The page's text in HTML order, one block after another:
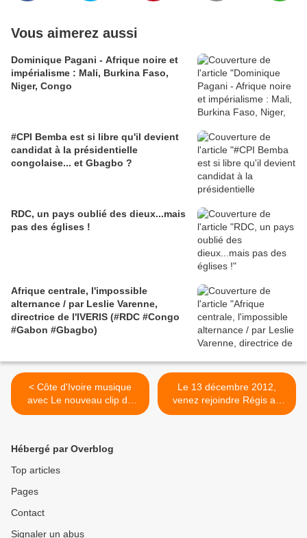
Vous aimerez aussi
Dominique Pagani - Afrique noire et
impérialisme : Mali, Burkina Faso,
Niger, Congo
#CPI Bemba est si libre qu'il devient
candidat à la présidentielle
congolaise... et Gbagbo ?
RDC, un pays oublié des dieux...mais
pas des églises !
Afrique centrale, l'impossible
alternance / par Leslie Varenne,
directrice de l'IVERIS (#RDC #Congo
#Gabon #Gbagbo)
< Côte d'Ivoire musique
avec Le nouveau clip de
MOLARE : "Mourage..."
Le 13 décembre 2012,
venez rejoindre Régis au
Théâtre de la Reine
Hébergé par Overblog
Top articles
Pages
Contact
Signaler un abus